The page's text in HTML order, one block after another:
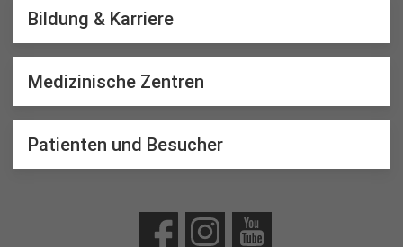
Bildung & Karriere
Medizinische Zentren
Patienten und Besucher